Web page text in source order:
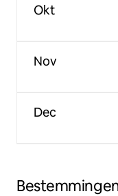
Okt
Nov
Dec